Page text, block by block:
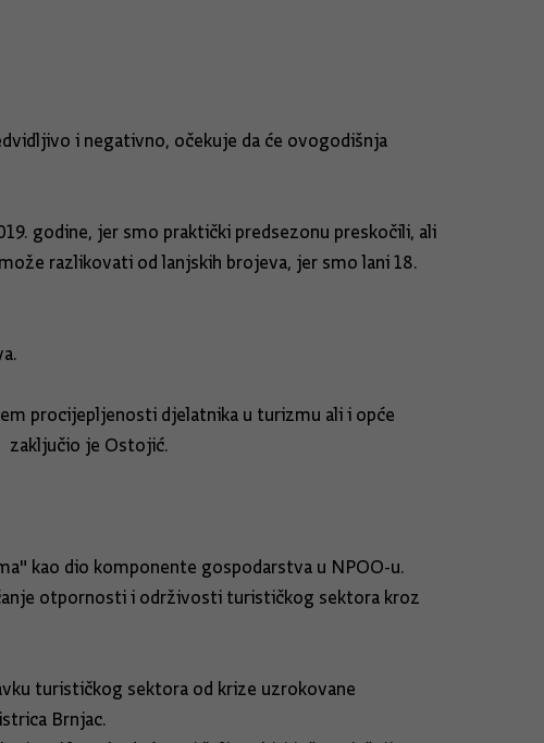
i negativno, očekuje da će ovogodišnja
godine, jer smo praktički predsezonu preskočili, ali
razlikovati od lanjskih brojeva, jer smo lani 18.
procijepljenosti djelatnika u turizmu ali i opće
zaključio je Ostojić.
kao dio komponente gospodarstva u NPOO-u.
otpornosti i održivosti turističkog sektora kroz
turističkog sektora od krize uzrokovane
Brnjac.